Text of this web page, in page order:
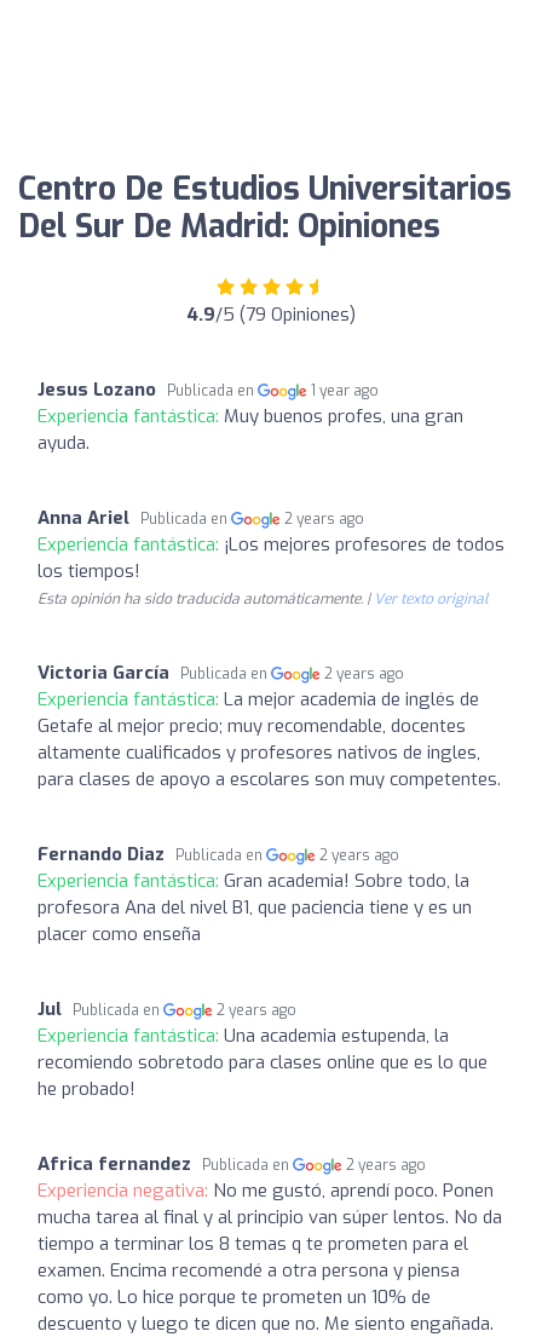
Centro De Estudios Universitarios
Del Sur De Madrid: Opiniones
4.9/5 (79 Opiniones)
Jesus Lozano Publicada en 1 year ago
Experiencia fantástica: Muy buenos profes, una gran
ayuda.
Anna Ariel Publicada en 2 years ago
Experiencia fantástica: ¡Los mejores profesores de todos
los tiempos!
Esta opinión ha sido traducida automáticamente. | Ver texto original
Victoria García Publicada en 2 years ago
Experiencia fantástica: La mejor academia de inglés de
Getafe al mejor precio; muy recomendable, docentes
altamente cualificados y profesores nativos de ingles,
para clases de apoyo a escolares son muy competentes.
Fernando Diaz Publicada en 2 years ago
Experiencia fantástica: Gran academia! Sobre todo, la
profesora Ana del nivel B1, que paciencia tiene y es un
placer como enseña
Jul Publicada en 2 years ago
Experiencia fantástica: Una academia estupenda, la
recomiendo sobretodo para clases online que es lo que
he probado!
Africa fernandez Publicada en 2 years ago
Experiencia negativa: No me gustó, aprendí poco. Ponen
mucha tarea al final y al principio van súper lentos. No da
tiempo a terminar los 8 temas q te prometen para el
examen. Encima recomendé a otra persona y piensa
como yo. Lo hice porque te prometen un 10% de
descuento y luego te dicen que no. Me siento engañada.